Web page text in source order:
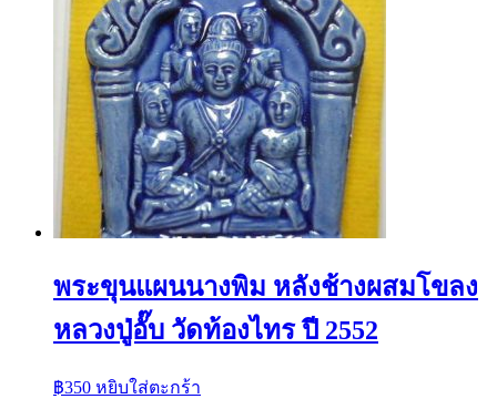
พระขุนแผนนางพิม หลังช้างผสมโขลง
หลวงปู่อั๊บ วัดท้องไทร ปี 2552
฿350 หยิบใส่ตะกร้า